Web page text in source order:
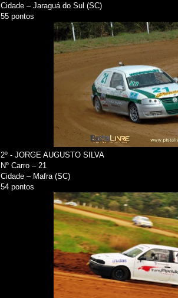
Cidade – Jaraguá do Sul (SC)
55 pontos
2º - JORGE AUGUSTO SILVA
Nº Carro – 21
Cidade – Mafra (SC)
54 pontos